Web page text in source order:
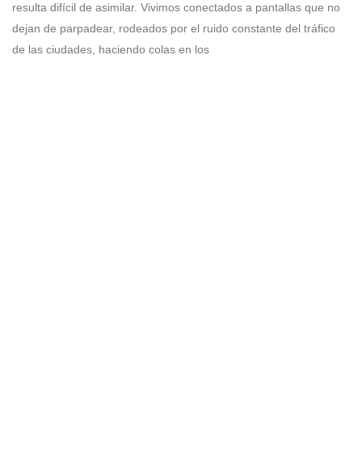
resulta difícil de asimilar. Vivimos conectados a pantallas que no
dejan de parpadear, rodeados por el ruido constante del tráfico
de las ciudades, haciendo colas en los